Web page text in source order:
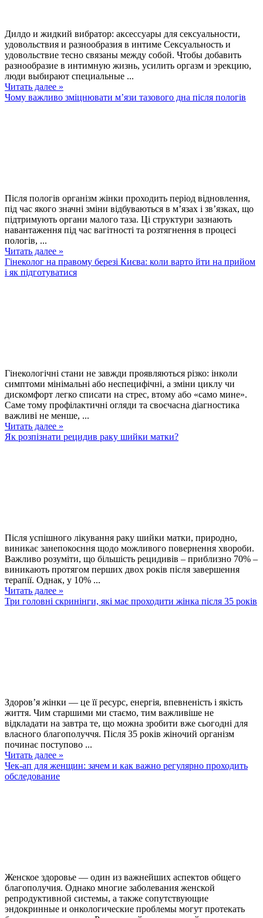
Дилдо и жидкий вибратор: аксессуары для сексуальности,
удовольствия и разнообразия в интиме Сексуальность и
удовольствие тесно связаны между собой. Чтобы добавить
разнообразие в интимную жизнь, усилить оргазм и эрекцию,
люди выбирают специальные ...
Читать далее »
Чому важливо зміцнювати м’язи тазового дна після пологів
Після пологів організм жінки проходить період відновлення,
під час якого значні зміни відбуваються в м’язах і зв’язках, що
підтримують органи малого таза. Ці структури зазнають
навантаження під час вагітності та розтягнення в процесі
пологів, ...
Читать далее »
Гінеколог на правому березі Києва: коли варто йти на прийом
і як підготуватися
Гінекологічні стани не завжди проявляються різко: інколи
симптоми мінімальні або неспецифічні, а зміни циклу чи
дискомфорт легко списати на стрес, втому або «само мине».
Саме тому профілактичні огляди та своєчасна діагностика
важливі не менше, ...
Читать далее »
Як розпізнати рецидив раку шийки матки?
Після успішного лікування раку шийки матки, природно,
виникає занепокоєння щодо можливого повернення хвороби.
Важливо розуміти, що більшість рецидивів – приблизно 70% –
виникають протягом перших двох років після завершення
терапії. Однак, у 10% ...
Читать далее »
Три головні скринінги, які має проходити жінка після 35 років
Здоров’я жінки — це її ресурс, енергія, впевненість і якість
життя. Чим старшими ми стаємо, тим важливіше не
відкладати на завтра те, що можна зробити вже сьогодні для
власного благополуччя. Після 35 років жіночий організм
починає поступово ...
Читать далее »
Чек-ап для женщин: зачем и как важно регулярно проходить
обследование
Женское здоровье — один из важнейших аспектов общего
благополучия. Однако многие заболевания женской
репродуктивной системы, а также сопутствующие
эндокринные и онкологические проблемы могут протекать